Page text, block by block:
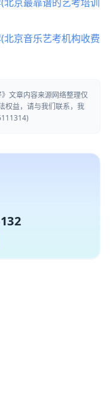
京最靠谱的艺考培训
京音乐艺考机构收费
文章内容来源网络整理仅
益，请与我们联系，我